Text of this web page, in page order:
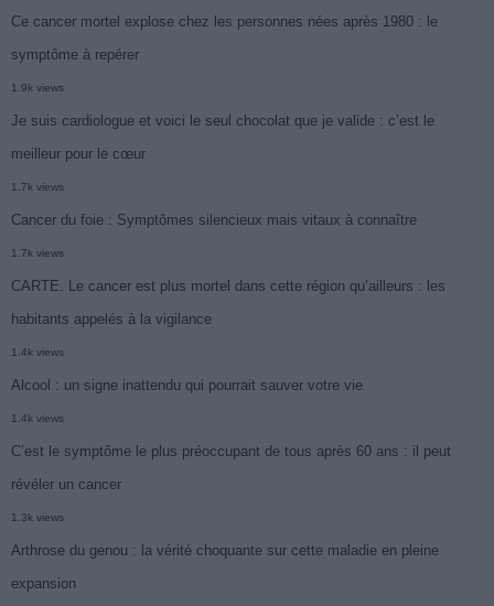
Ce cancer mortel explose chez les personnes nées après 1980 : le
symptôme à repérer
1.9k views
Je suis cardiologue et voici le seul chocolat que je valide : c’est le
meilleur pour le cœur
1.7k views
Cancer du foie : Symptômes silencieux mais vitaux à connaître
1.7k views
CARTE. Le cancer est plus mortel dans cette région qu’ailleurs : les
habitants appelés à la vigilance
1.4k views
Alcool : un signe inattendu qui pourrait sauver votre vie
1.4k views
C’est le symptôme le plus préoccupant de tous après 60 ans : il peut
révéler un cancer
1.3k views
Arthrose du genou : la vérité choquante sur cette maladie en pleine
expansion